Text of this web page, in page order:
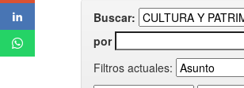
Buscar:
por
Filtros actuales: